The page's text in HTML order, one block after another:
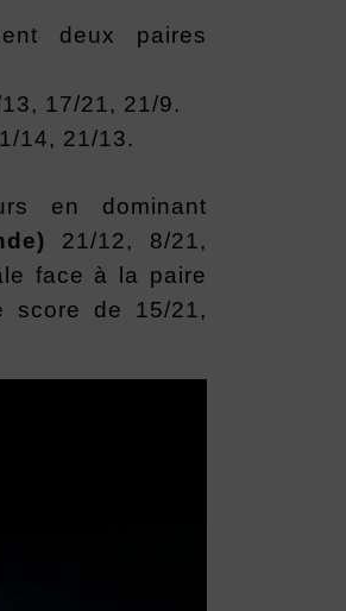
deux paires
17/21, 21/9.
14, 21/13.
en dominant
21/12, 8/21,
face à la paire
score de 15/21,